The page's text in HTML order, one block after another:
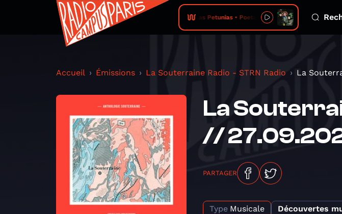
Las Petunias • Poeta en NY
Accueil Émissions La Souterraine Radio - STRN Radio La
La
//
PARTAGER
Type Musicale Découvertes